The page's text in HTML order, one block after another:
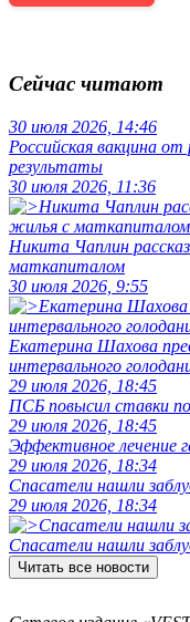
Сейчас читают
30 июля 2026, 14:46
Российская вакцина
результаты
30 июля 2026, 11:36
Никита Чаплин
маткапиталом
30 июля 2026, 9:55
Екатерина Шахова
интервального
29 июля 2026, 18:45
ПСБ повысил ставки
29 июля 2026, 18:45
Эффективное лечение
29 июля 2026, 18:34
Спасатели нашли
29 июля 2026, 18:34
Спасатели нашли
Читать все новости